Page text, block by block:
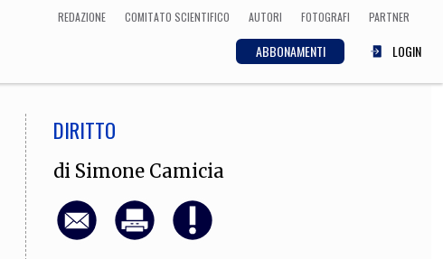
REDAZIONE COMITATO SCIENTIFICO AUTORI FOTOGRAFI PARTNER
ABBONAMENTI LOGIN
ECONOMIA
DIRITTO
di Simone Camicia